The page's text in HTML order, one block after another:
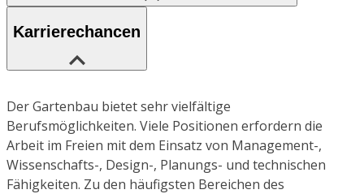
Karrierechancen
Der Gartenbau bietet sehr vielfältige
Berufsmöglichkeiten. Viele Positionen erfordern die
Arbeit im Freien mit dem Einsatz von Management-,
Wissenschafts-, Design-, Planungs- und technischen
Fähigkeiten. Zu den häufigsten Bereichen des